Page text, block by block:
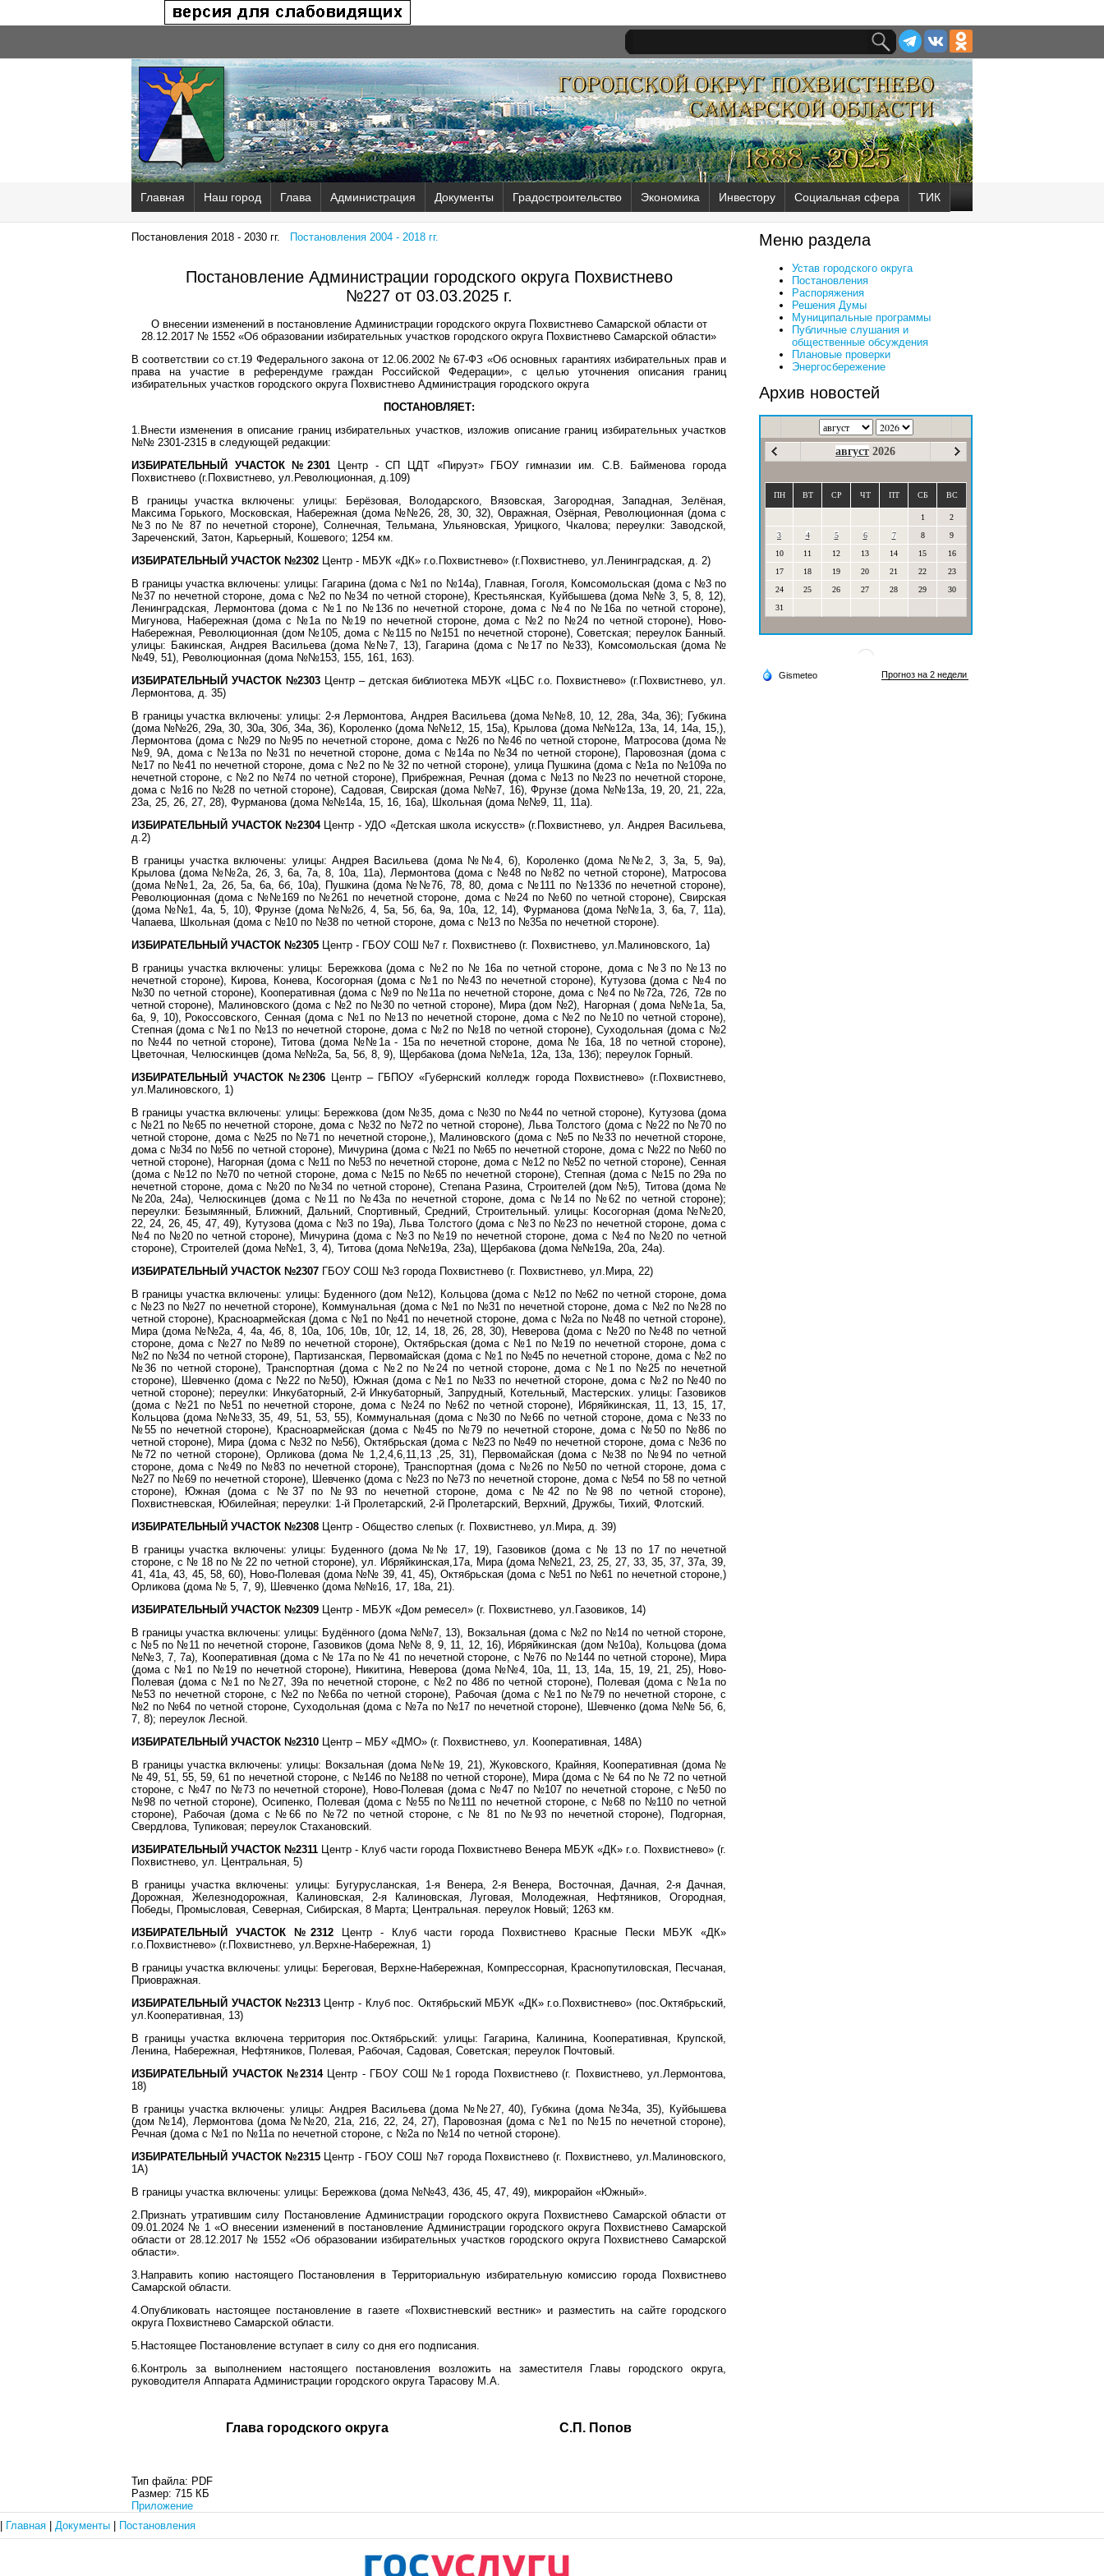
Главная Наш город Глава Администрация Документы Градостроительство Экономика Инвестору Социальная сфера ТИК
Постановления 2018 - 2030 гг. Постановления 2004 - 2018 гг.
Постановление Администрации городского округа Похвистнево
№227 от 03.03.2025 г.
О внесении изменений в постановление Администрации городского округа Похвистнево Самарской области от
28.12.2017 № 1552 «Об образовании избирательных участков городского округа Похвистнево Самарской области»
В соответствии со ст.19 Федерального закона от 12.06.2002 № 67-ФЗ «Об основных гарантиях избирательных прав и
права на участие в референдуме граждан Российской Федерации», с целью уточнения описания границ
избирательных участков городского округа Похвистнево Администрация городского округа
ПОСТАНОВЛЯЕТ:
1.Внести изменения в описание границ избирательных участков, изложив описание границ избирательных участков
№№ 2301-2315 в следующей редакции:
ИЗБИРАТЕЛЬНЫЙ УЧАСТОК №2301
Центр - СП ЦДТ «Пируэт» ГБОУ гимназии им. С.В. Байменова города
Похвистнево (г.Похвистнево, ул.Революционная, д.109)
В границы участка включены: улицы: Берёзовая, Володарского, Вязовская, Загородная, Западная, Зелёная,
Максима Горького, Московская, Набережная (дома №№26, 28, 30, 32), Овражная, Озёрная, Революционная (дома с
№3 по № 87 по нечетной стороне), Солнечная, Тельмана, Ульяновская, Урицкого, Чкалова; переулки: Заводской,
Зареченский, Затон, Карьерный, Кошевого; 1254 км.
ИЗБИРАТЕЛЬНЫЙ УЧАСТОК №2302 Центр - МБУК «ДК» г.о.Похвистнево» (г.Похвистнево, ул.Ленинградская, д. 2)
В границы участка включены: улицы: Гагарина (дома с №1 по №14а), Главная, Гоголя, Комсомольская (дома с №3 по
№37 по нечетной стороне, дома с №2 по №34 по четной стороне), Крестьянская, Куйбышева (дома №№ 3, 5, 8, 12),
Ленинградская, Лермонтова (дома с №1 по №13б по нечетной стороне, дома с №4 по №16а по четной стороне),
Мигунова, Набережная (дома с №1а по №19 по нечетной стороне, дома с №2 по №24 по четной стороне), Ново-
Набережная, Революционная (дом №105, дома с №115 по №151 по нечетной стороне), Советская; переулок Банный.
улицы: Бакинская, Андрея Васильева (дома №№7, 13), Гагарина (дома с №17 по №33), Комсомольская (дома №
№49, 51), Революционная (дома №№153, 155, 161, 163).
ИЗБИРАТЕЛЬНЫЙ УЧАСТОК №2303 Центр – детская библиотека МБУК «ЦБС г.о. Похвистнево» (г.Похвистнево, ул.
Лермонтова, д. 35)
В границы участка включены: улицы: 2-я Лермонтова, Андрея Васильева (дома №№8, 10, 12, 28а, 34а, 36); Губкина
(дома №№26, 29а, 30, 30а, 30б, 34а, 36), Короленко (дома №№12, 15, 15а), Крылова (дома №№12а, 13а, 14, 14а, 15,),
Лермонтова (дома с №29 по №95 по нечетной стороне, дома с №26 по №46 по четной стороне, Матросова (дома №
№9, 9А, дома с №13а по №31 по нечетной стороне, дома с №14а по №34 по четной стороне), Паровозная (дома с
№17 по №41 по нечетной стороне, дома с №2 по № 32 по четной стороне), улица Пушкина (дома с №1а по №109а по
нечетной стороне, с №2 по №74 по четной стороне), Прибрежная, Речная (дома с №13 по №23 по нечетной стороне,
дома с №16 по №28 по четной стороне), Садовая, Свирская (дома №№7, 16), Фрунзе (дома №№13а, 19, 20, 21, 22а,
23а, 25, 26, 27, 28), Фурманова (дома №№14а, 15, 16, 16а), Школьная (дома №№9, 11, 11а).
ИЗБИРАТЕЛЬНЫЙ УЧАСТОК №2304Центр - УДО «Детская школа искусств» (г.Похвистнево, ул. Андрея Васильева,
д.2)
В границы участка включены: улицы: Андрея Васильева (дома №№4, 6), Короленко (дома №№2, 3, 3а, 5, 9а),
Крылова (дома №№2а, 2б, 3, 6а, 7а, 8, 10а, 11а), Лермонтова (дома с №48 по №82 по четной стороне), Матросова
(дома №№1, 2а, 2б, 5а, 6а, 6б, 10а), Пушкина (дома №№76, 78, 80, дома с №111 по №133б по нечетной стороне),
Революционная (дома с №№169 по №261 по нечетной стороне, дома с №24 по №60 по четной стороне), Свирская
(дома №№1, 4а, 5, 10), Фрунзе (дома №№2б, 4, 5а, 5б, 6а, 9а, 10а, 12, 14), Фурманова (дома №№1а, 3, 6а, 7, 11а),
Чапаева, Школьная (дома с №10 по №38 по четной стороне, дома с №13 по №35а по нечетной стороне).
ИЗБИРАТЕЛЬНЫЙ УЧАСТОК №2305 Центр - ГБОУ СОШ №7 г. Похвистнево (г. Похвистнево, ул.Малиновского, 1а)
В границы участка включены: улицы: Бережкова (дома с №2 по № 16а по четной стороне, дома с №3 по №13 по
нечетной стороне), Кирова, Конева, Косогорная (дома с №1 по №43 по нечетной стороне), Кутузова (дома с №4 по
№30 по четной стороне), Кооперативная (дома с №9 по №11а по нечетной стороне, дома с №4 по №72а, 72б, 72в по
четной стороне), Малиновского (дома с №2 по №30 по четной стороне), Мира (дом №2), Нагорная ( дома №№1а, 5а,
6а, 9, 10), Рокоссовского, Сенная (дома с №1 по №13 по нечетной стороне, дома с №2 по №10 по четной стороне),
Степная (дома с №1 по №13 по нечетной стороне, дома с №2 по №18 по четной стороне), Суходольная (дома с №2
по №44 по четной стороне), Титова (дома №№1а - 15а по нечетной стороне, дома № 16а, 18 по четной стороне),
Цветочная, Челюскинцев (дома №№2а, 5а, 5б, 8, 9), Щербакова (дома №№1а, 12а, 13а, 13б); переулок Горный.
ИЗБИРАТЕЛЬНЫЙ УЧАСТОК №2306 Центр – ГБПОУ «Губернский колледж города Похвистнево» (г.Похвистнево,
ул.Малиновского, 1)
В границы участка включены: улицы: Бережкова (дом №35, дома с №30 по №44 по четной стороне), Кутузова (дома
с №21 по №65 по нечетной стороне, дома с №32 по №72 по четной стороне), Льва Толстого (дома с №22 по №70 по
четной стороне, дома с №25 по №71 по нечетной стороне,), Малиновского (дома с №5 по №33 по нечетной стороне,
дома с №34 по №56 по четной стороне), Мичурина (дома с №21 по №65 по нечетной стороне, дома с №22 по №60 по
четной стороне), Нагорная (дома с №11 по №53 по нечетной стороне, дома с №12 по №52 по четной стороне), Сенная
(дома с №12 по №70 по четной стороне, дома с №15 по №65 по нечетной стороне), Степная (дома с №15 по 29а по
нечетной стороне, дома с №20 по №34 по четной стороне), Степана Разина, Строителей (дом №5), Титова (дома №
№20а, 24а), Челюскинцев (дома с №11 по №43а по нечетной стороне, дома с №14 по №62 по четной стороне);
переулки: Безымянный, Ближний, Дальний, Спортивный, Средний, Строительный. улицы: Косогорная (дома №№20,
22, 24, 26, 45, 47, 49), Кутузова (дома с №3 по 19а), Льва Толстого (дома с №3 по №23 по нечетной стороне, дома с
№4 по №20 по четной стороне), Мичурина (дома с №3 по №19 по нечетной стороне, дома с №4 по №20 по четной
стороне), Строителей (дома №№1, 3, 4), Титова (дома №№19а, 23а), Щербакова (дома №№19а, 20а, 24а).
ИЗБИРАТЕЛЬНЫЙ УЧАСТОК №2307 ГБОУ СОШ №3 города Похвистнево (г. Похвистнево, ул.Мира, 22)
В границы участка включены: улицы: Буденного (дом №12), Кольцова (дома с №12 по №62 по четной стороне, дома
с №23 по №27 по нечетной стороне), Коммунальная (дома с №1 по №31 по нечетной стороне, дома с №2 по №28 по
четной стороне), Красноармейская (дома с №1 по №41 по нечетной стороне, дома с №2а по №48 по четной стороне),
Мира (дома №№2а, 4, 4а, 4б, 8, 10а, 10б, 10в, 10г, 12, 14, 18, 26, 28, 30), Неверова (дома с №20 по №48 по четной
стороне, дома с №27 по №89 по нечетной стороне), Октябрьская (дома с №1 по №19 по нечетной стороне, дома с
№2 по №34 по четной стороне), Партизанская, Первомайская (дома с №1 по №45 по нечетной стороне, дома с №2 по
№36 по четной стороне), Транспортная (дома с №2 по №24 по четной стороне, дома с №1 по №25 по нечетной
стороне), Шевченко (дома с №22 по №50), Южная (дома с №1 по №33 по нечетной стороне, дома с №2 по №40 по
четной стороне); переулки: Инкубаторный, 2-й Инкубаторный, Запрудный, Котельный, Мастерских. улицы: Газовиков
(дома с №21 по №51 по нечетной стороне, дома с №24 по №62 по четной стороне), Ибряйкинская, 11, 13, 15, 17,
Кольцова (дома №№33, 35, 49, 51, 53, 55), Коммунальная (дома с №30 по №66 по четной стороне, дома с №33 по
№55 по нечетной стороне), Красноармейская (дома с №45 по №79 по нечетной стороне, дома с №50 по №86 по
четной стороне), Мира (дома с №32 по №56), Октябрьская (дома с №23 по №49 по нечетной стороне, дома с №36 по
№72 по четной стороне), Орликова (дома № 1,2,4,6,11,13 ,25, 31), Первомайская (дома с №38 по №94 по четной
стороне, дома с №49 по №83 по нечетной стороне), Транспортная (дома с №26 по №50 по четной стороне, дома с
№27 по №69 по нечетной стороне), Шевченко (дома с №23 по №73 по нечетной стороне, дома с №54 по 58 по четной
стороне), Южная (дома с №37 по №93 по нечетной стороне, дома с №42 по №98 по четной стороне),
Похвистневская, Юбилейная; переулки: 1-й Пролетарский, 2-й Пролетарский, Верхний, Дружбы, Тихий, Флотский.
ИЗБИРАТЕЛЬНЫЙ УЧАСТОК №2308 Центр - Общество слепых (г. Похвистнево, ул.Мира, д. 39)
В границы участка включены: улицы: Буденного (дома №№ 17, 19), Газовиков (дома с № 13 по 17 по нечетной
стороне, с № 18 по № 22 по четной стороне), ул. Ибряйкинская,17а, Мира (дома №№21, 23, 25, 27, 33, 35, 37, 37а, 39,
41, 41а, 43, 45, 58, 60), Ново-Полевая (дома №№ 39, 41, 45), Октябрьская (дома с №51 по №61 по нечетной стороне,)
Орликова (дома № 5, 7, 9), Шевченко (дома №№16, 17, 18а, 21).
ИЗБИРАТЕЛЬНЫЙ УЧАСТОК №2309 Центр - МБУК «Дом ремесел» (г. Похвистнево, ул.Газовиков, 14)
В границы участка включены: улицы: Будённого (дома №№7, 13), Вокзальная (дома с №2 по №14 по четной стороне,
с №5 по №11 по нечетной стороне, Газовиков (дома №№ 8, 9, 11, 12, 16), Ибряйкинская (дом №10а), Кольцова (дома
№№3, 7, 7а), Кооперативная (дома с № 17а по № 41 по нечетной стороне, с №76 по №144 по четной стороне), Мира
(дома с №1 по №19 по нечетной стороне), Никитина, Неверова (дома №№4, 10а, 11, 13, 14а, 15, 19, 21, 25), Ново-
Полевая (дома с №1 по №27, 39а по нечетной стороне, с №2 по 48б по четной стороне), Полевая (дома с №1а по
№53 по нечетной стороне, с №2 по №66а по четной стороне), Рабочая (дома с №1 по №79 по нечетной стороне, с
№2 по №64 по четной стороне, Суходольная (дома с №7а по №17 по нечетной стороне), Шевченко (дома №№ 5б, 6,
7, 8); переулок Лесной.
ИЗБИРАТЕЛЬНЫЙ УЧАСТОК №2310 Центр – МБУ «ДМО» (г. Похвистнево, ул. Кооперативная, 148А)
В границы участка включены: улицы: Вокзальная (дома №№ 19, 21), Жуковского, Крайняя, Кооперативная (дома №
№ 49, 51, 55, 59, 61 по нечетной стороне, с №146 по №188 по четной стороне), Мира (дома с № 64 по № 72 по четной
стороне, с №47 по №73 по нечетной стороне), Ново-Полевая (дома с №47 по №107 по нечетной стороне, с №50 по
№98 по четной стороне), Осипенко, Полевая (дома с №55 по №111 по нечетной стороне, с №68 по №110 по четной
стороне), Рабочая (дома с №66 по №72 по четной стороне, с № 81 по №93 по нечетной стороне), Подгорная,
Свердлова, Тупиковая; переулок Стахановский.
ИЗБИРАТЕЛЬНЫЙ УЧАСТОК №2311 Центр - Клуб части города Похвистнево Венера МБУК «ДК» г.о. Похвистнево» (г.
Похвистнево, ул. Центральная, 5)
В границы участка включены: улицы: Бугурусланская, 1-я Венера, 2-я Венера, Восточная, Дачная, 2-я Дачная,
Дорожная, Железнодорожная, Калиновская, 2-я Калиновская, Луговая, Молодежная, Нефтяников, Огородная,
Победы, Промысловая, Северная, Сибирская, 8 Марта; Центральная. переулок Новый; 1263 км.
ИЗБИРАТЕЛЬНЫЙ УЧАСТОК №2312Центр - Клуб части города Похвистнево Красные Пески МБУК «ДК»
г.о.Похвистнево» (г.Похвистнево, ул.Верхне-Набережная, 1)
В границы участка включены: улицы: Береговая, Верхне-Набережная, Компрессорная, Краснопутиловская, Песчаная,
Приовражная.
ИЗБИРАТЕЛЬНЫЙ УЧАСТОК №2313Центр - Клуб пос. Октябрьский МБУК «ДК» г.о.Похвистнево» (пос.Октябрьский,
ул.Кооперативная, 13)
В границы участка включена территория пос.Октябрьский: улицы: Гагарина, Калинина, Кооперативная, Крупской,
Ленина, Набережная, Нефтяников, Полевая, Рабочая, Садовая, Советская; переулок Почтовый.
ИЗБИРАТЕЛЬНЫЙ УЧАСТОК №2314 Центр - ГБОУ СОШ №1 города Похвистнево (г. Похвистнево, ул.Лермонтова,
18)
В границы участка включены: улицы: Андрея Васильева (дома №№27, 40), Губкина (дома №34а, 35), Куйбышева
(дом №14), Лермонтова (дома №№20, 21а, 21б, 22, 24, 27), Паровозная (дома с №1 по №15 по нечетной стороне),
Речная (дома с №1 по №11а по нечетной стороне, с №2а по №14 по четной стороне).
ИЗБИРАТЕЛЬНЫЙ УЧАСТОК №2315Центр - ГБОУ СОШ №7 города Похвистнево (г. Похвистнево, ул.Малиновского,
1А)
В границы участка включены: улицы: Бережкова (дома №№43, 43б, 45, 47, 49), микрорайон «Южный».
2.Признать утратившим силу Постановление Администрации городского округа Похвистнево Самарской области от
09.01.2024 № 1 «О внесении изменений в постановление Администрации городского округа Похвистнево Самарской
области от 28.12.2017 № 1552 «Об образовании избирательных участков городского округа Похвистнево Самарской
области».
3.Направить копию настоящего Постановления в Территориальную избирательную комиссию города Похвистнево
Самарской области.
4.Опубликовать настоящее постановление в газете «Похвистневский вестник» и разместить на сайте городского
округа Похвистнево Самарской области.
5.Настоящее Постановление вступает в силу со дня его подписания.
6.Контроль за выполнением настоящего постановления возложить на заместителя Главы городского округа,
руководителя Аппарата Администрации городского округа Тарасову М.А.
Глава городского округа С.П. Попов
Тип файла: PDF
Размер: 715 КБ
Приложение
Меню раздела
Устав городского округа
Постановления
Распоряжения
Решения Думы
Муниципальные программы
Публичные слушания и
общественные обсуждения
Плановые проверки
Энергосбережение
Архив новостей
август 2026
ПН ВТ СР ЧТ ПТ СБ ВС
1
2
3
4 5 6 7 8
9
10
11 12 13 14 15
16
17
18 19 20 21 22
23
24
25 26 27 28 29
30
31
Главная Документы Постановления